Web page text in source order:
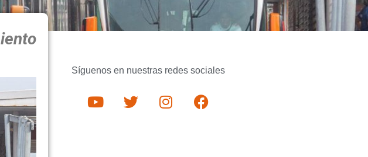
Síguenos en nuestras redes sociales